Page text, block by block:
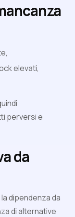
elevati,
perversi e
da
dipendenza da
di alternative